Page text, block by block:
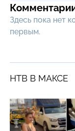
Здесь пока нет
первым.
НТВ В МАКСЕ